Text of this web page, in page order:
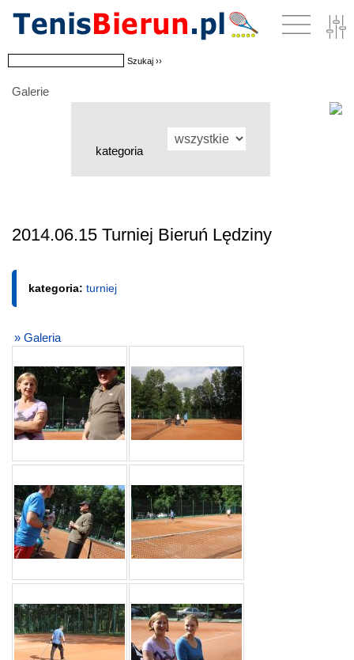
Galerie
kategoria
2014.06.15 Turniej Bieruń Lędziny
kategoria: turniej
» Galeria